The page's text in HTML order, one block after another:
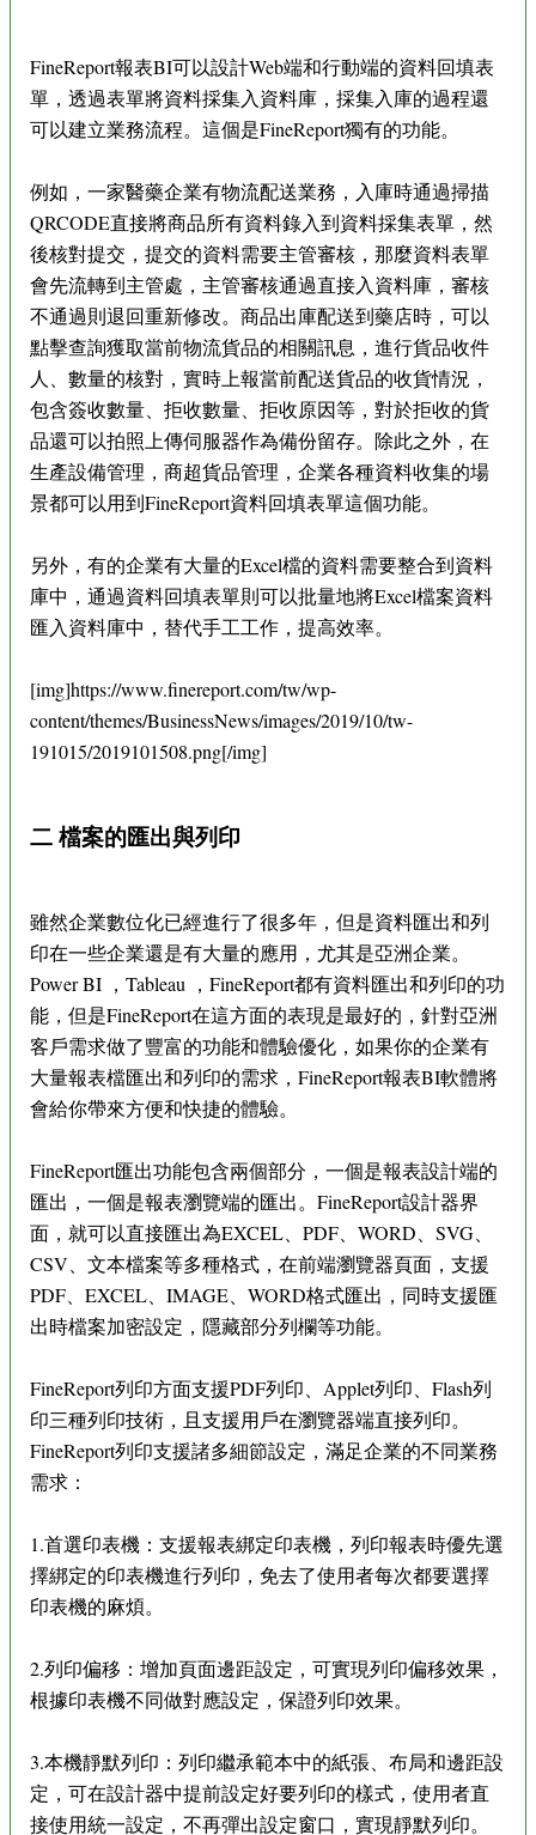
FineReport報表BI可以設計Web端和行動端的資料回填表
單，透過表單將資料採集入資料庫，採集入庫的過程還
可以建立業務流程。這個是FineReport獨有的功能。
例如，一家醫藥企業有物流配送業務，入庫時通過掃描
QRCODE直接將商品所有資料錄入到資料採集表單，然
後核對提交，提交的資料需要主管審核，那麼資料表單
會先流轉到主管處，主管審核通過直接入資料庫，審核
不通過則退回重新修改。商品出庫配送到藥店時，可以
點擊查詢獲取當前物流貨品的相關訊息，進行貨品收件
人、數量的核對，實時上報當前配送貨品的收貨情況，
包含簽收數量、拒收數量、拒收原因等，對於拒收的貨
品還可以拍照上傳伺服器作為備份留存。除此之外，在
生產設備管理，商超貨品管理，企業各種資料收集的場
景都可以用到FineReport資料回填表單這個功能。
另外，有的企業有大量的Excel檔的資料需要整合到資料
庫中，通過資料回填表單則可以批量地將Excel檔案資料
匯入資料庫中，替代手工工作，提高效率。
[img]https://www.finereport.com/tw/wp-
content/themes/BusinessNews/images/2019/10/tw-
191015/2019101508.png[/img]
二 檔案的匯出與列印
雖然企業數位化已經進行了很多年，但是資料匯出和列
印在一些企業還是有大量的應用，尤其是亞洲企業。
Power BI ，Tableau ，FineReport都有資料匯出和列印的功
能，但是FineReport在這方面的表現是最好的，針對亞洲
客戶需求做了豐富的功能和體驗優化，如果你的企業有
大量報表檔匯出和列印的需求，FineReport報表BI軟體將
會給你帶來方便和快捷的體驗。
FineReport匯出功能包含兩個部分，一個是報表設計端的
匯出，一個是報表瀏覽端的匯出。FineReport設計器界
面，就可以直接匯出為EXCEL、PDF、WORD、SVG、
CSV、文本檔案等多種格式，在前端瀏覽器頁面，支援
PDF、EXCEL、IMAGE、WORD格式匯出，同時支援匯
出時檔案加密設定，隱藏部分列欄等功能。
FineReport列印方面支援PDF列印、Applet列印、Flash列
印三種列印技術，且支援用戶在瀏覽器端直接列印。
FineReport列印支援諸多細節設定，滿足企業的不同業務
需求：
1.首選印表機：支援報表綁定印表機，列印報表時優先選
擇綁定的印表機進行列印，免去了使用者每次都要選擇
印表機的麻煩。
2.列印偏移：增加頁面邊距設定，可實現列印偏移效果，
根據印表機不同做對應設定，保證列印效果。
3.本機靜默列印：列印繼承範本中的紙張、布局和邊距設
定，可在設計器中提前設定好要列印的樣式，使用者直
接使用統一設定，不再彈出設定窗口，實現靜默列印。